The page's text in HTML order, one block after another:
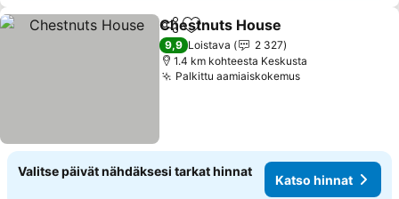
Jaa Lisää suosikkeihin
Chestnuts House
9,9 Loistava
2 327
1.4 km kohteesta Keskusta
Palkittu aamiaiskokemus
Valitse päivät nähdäksesi tarkat hinnat
Katso hinnat